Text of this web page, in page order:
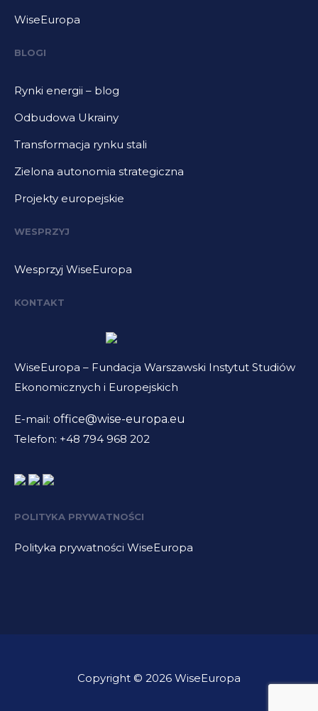
WiseEuropa
BLOGI
Rynki energii – blog
Odbudowa Ukrainy
Transformacja rynku stali
Zielona autonomia strategiczna
Projekty europejskie
WESPRZYJ
Wesprzyj WiseEuropa
KONTAKT
WiseEuropa – Fundacja Warszawski Instytut Studiów
Ekonomicznych i Europejskich
E-mail: office@wise-europa.eu
Telefon: +48 794 968 202
POLITYKA PRYWATNOŚCI
Polityka prywatności WiseEuropa
Copyright © 2026 WiseEuropa